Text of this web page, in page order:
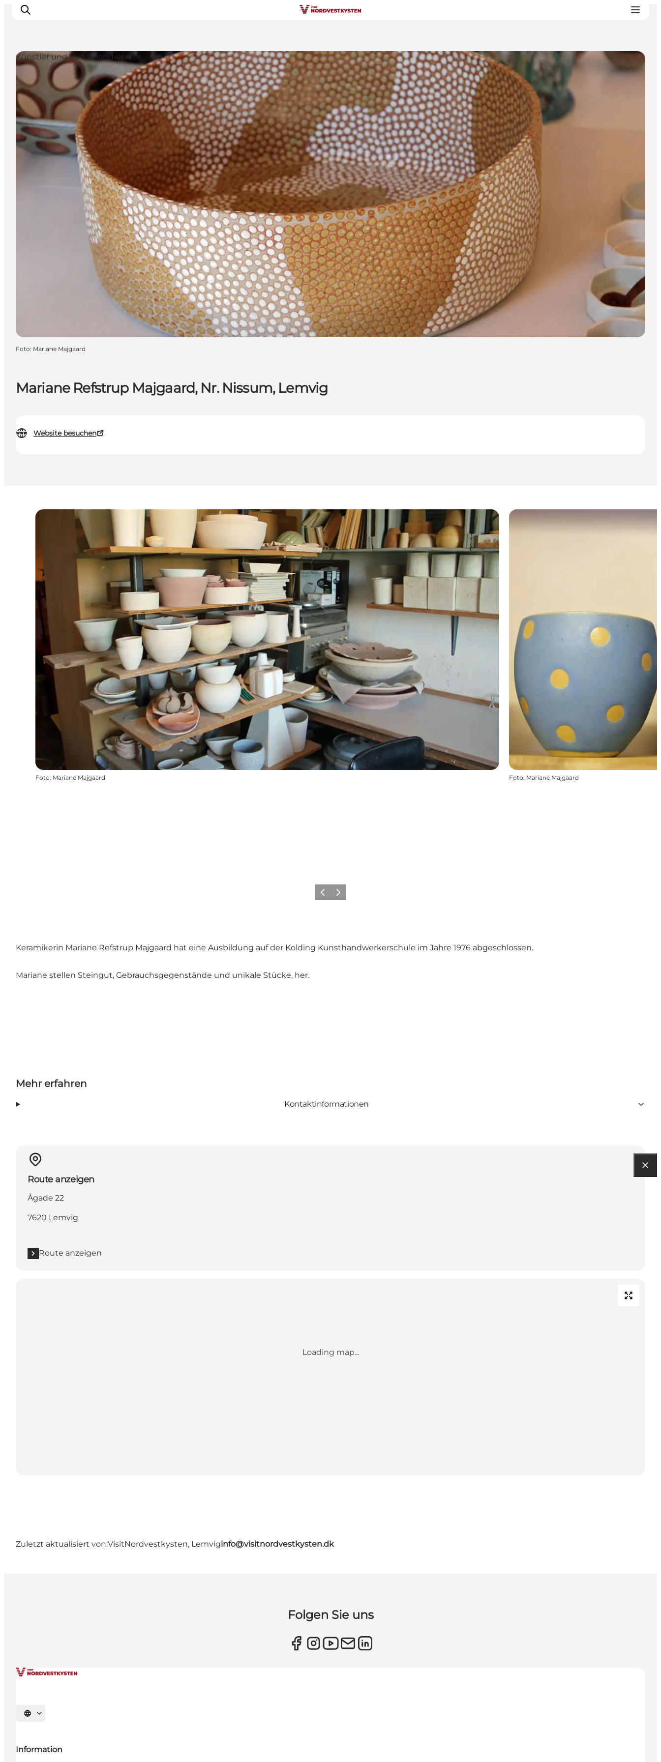
Urlaubsorte
Inspiration
Events
Unterkunft
Mach deine Urlaubsplanung
Mariane Refstrup Majgaard, Nr. Nissum, Lemvig
Website besuchen
Künstler und Kunsthandwerker
Foto: Mariane Majgaard
Foto: Mariane Majgaard Foto: Mariane Majgaard
ZurückWeiter
Keramikerin Mariane Refstrup Majgaard hat eine Ausbildung auf der Kolding Kunsthandwerkerschule im Jahre 1976 abgeschlossen.
Mariane stellen Steingut, Gebrauchsgegenstände und unikale Stücke, her.
Mehr erfahren
Kontaktinformationen
Route anzeigen
Ågade 22
7620 Lemvig
Route anzeigen
Loading map...
Zuletzt aktualisiert von:VisitNordvestkysten, Lemviginfo@visitnordvestkysten.dk
Folgen Sie uns
Sprache auswählen
Information